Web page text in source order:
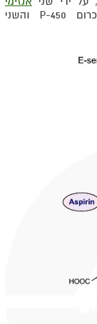
P-450 והשני